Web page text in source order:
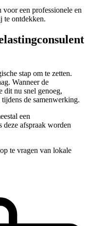
een professionele en
te ontdekken.
stap om te zetten.
Wanneer de
dit nu snel genoeg,
de samenwerking.
een
deze afspraak worden
te vragen van lokale